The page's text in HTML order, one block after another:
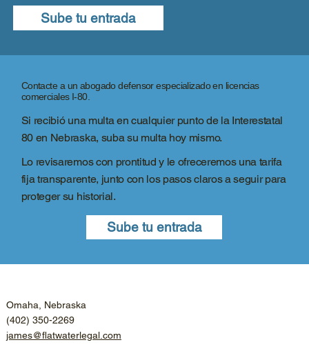
Sube tu entrada
Contacte a un abogado defensor especializado en licencias
comerciales I-80.
Si recibió una multa en cualquier punto de la Interestatal
80 en Nebraska, suba su multa hoy mismo.
Lo revisaremos con prontitud y le ofreceremos una tarifa
fija transparente, junto con los pasos claros a seguir para
proteger su historial.
Sube tu entrada
Omaha, Nebraska
(402) 350-2269
james@flatwaterlegal.com